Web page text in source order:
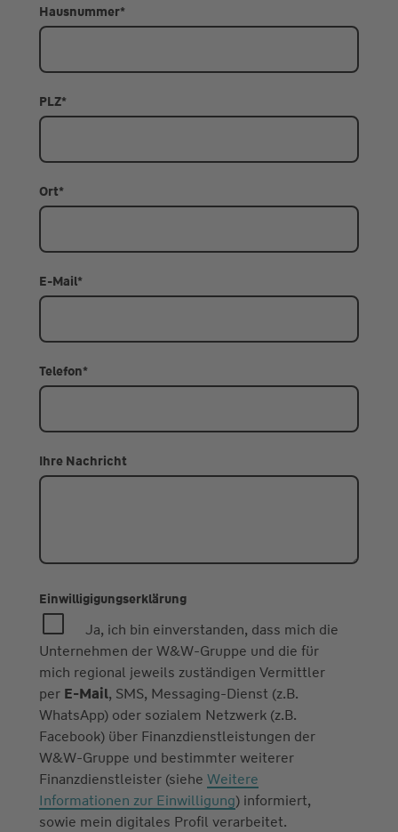
Hausnummer*
PLZ*
Ort*
E-Mail*
Telefon*
Ihre Nachricht
Einwilligigungserklärung
Ja, ich bin einverstanden, dass mich die
Unternehmen der W&W-Gruppe und die für
mich regional jeweils zuständigen Vermittler
per E-Mail, SMS, Messaging-Dienst (z.B.
WhatsApp) oder sozialem Netzwerk (z.B.
Facebook) über Finanzdienstleistungen der
W&W-Gruppe und bestimmter weiterer
Finanzdienstleister (siehe Weitere
Informationen zur Einwilligung) informiert,
sowie mein digitales Profil verarbeitet.